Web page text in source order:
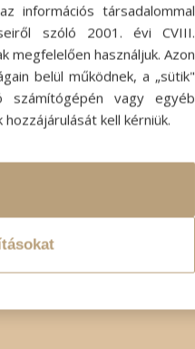
információs társadalommal
szóló 2001. évi CVIII.
megfelelően használjuk. Azon
belül működnek, a „sütik"
számítógépén vagy egyéb
kell kérniük.